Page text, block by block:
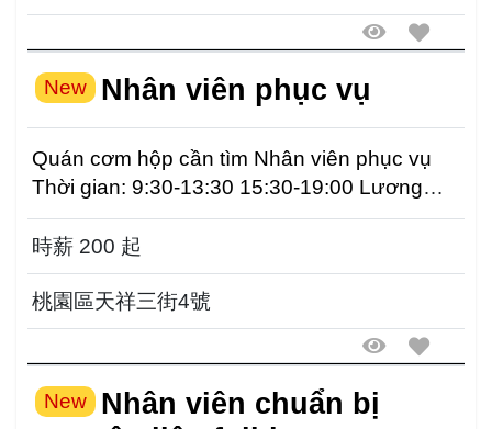
New Nhân viên phục vụ
Quán cơm hộp cần tìm Nhân viên phục vụ
Thời gian: 9:30-13:30 15:30-19:00 Lương
200/h Tháng nghỉ...
時薪 200 起
桃園區天祥三街4號
New
Nhân viên chuẩn bị